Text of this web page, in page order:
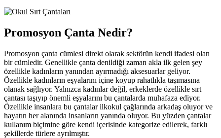
Promosyon Çanta Nedir?
Promosyon çanta cümlesi direkt olarak sektörün kendi ifadesi olan
bir cümledir. Genellikle çanta denildiği zaman akla ilk gelen şey
özellikle kadınların yanından ayırmadığı aksesuarlar geliyor.
Özellikle kadınların eşyalarını içine koyup rahatlıkla taşımasına
olanak sağlıyor. Yalnızca kadınlar değil, erkeklerde özellikle sırt
çantası taşıyıp önemli eşyalarını bu çantalarda muhafaza ediyor.
Özellikle insanlara bu çantalar ilkokul çağlarında arkadaş oluyor ve
hayatın her alanında insanların yanında oluyor. Bu yüzden çantalar
kullanım biçimine göre kendi içerisinde kategorize edilerek, farklı
şekillerde türlere ayrılmıştır.